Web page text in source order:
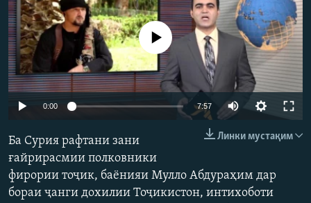
ГУЗОРИШҲОИ РАДИОӢ
Русский
ПАЙГИРӢ КУНЕД
Ҳамаи сомонаҳои RFE/RL
Феълан кор намекунад
0:00 7:57
Линки мустақим
Ба Сурия рафтани зани
ғайрирасмии полковники
фирории тоҷик, баёнияи Мулло Абдураҳим дар
бораи ҷанги дохилии Тоҷикистон, интихоботи